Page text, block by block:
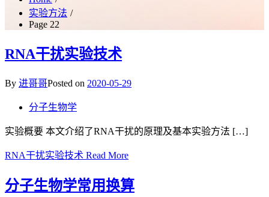
实验方法
Page 22
RNA干扰实验技术
By 进哥哥Posted on 2020-05-29
分子生物学
实验概要 本文介绍了RNA干扰的原理及基本实验方法 […]
RNA干扰实验技术 Read More
分子生物学常用换算